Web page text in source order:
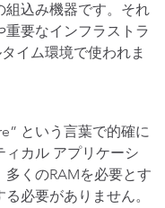
組込み機器です。それ
要なインフラストラ
イム環境で使われま
という言葉で的確に
カル アプリケーシ
多くのRAMを必要とす
必要がありません。